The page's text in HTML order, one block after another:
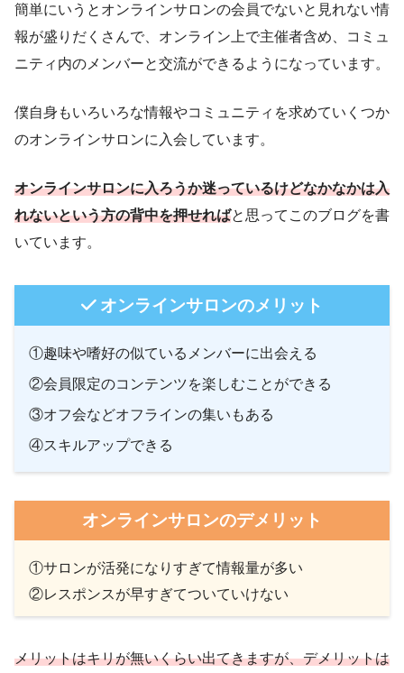
簡単にいうとオンラインサロンの会員でないと見れない情
報が盛りだくさんで、オンライン上で主催者含め、コミュ
ニティ内のメンバーと交流ができるようになっています。
僕自身もいろいろな情報やコミュニティを求めていくつか
のオンラインサロンに入会しています。
オンラインサロンに入ろうか迷っているけどなかなかは入
れないという方の背中を押せればと思ってこのブログを書
いています。
オンラインサロンのメリット
①趣味や嗜好の似ているメンバーに出会える
②会員限定のコンテンツを楽しむことができる
③オフ会などオフラインの集いもある
④スキルアップできる
オンラインサロンのデメリット
①サロンが活発になりすぎて情報量が多い
②レスポンスが早すぎてついていけない
メリットはキリが無いくらい出てきますが、デメリットは